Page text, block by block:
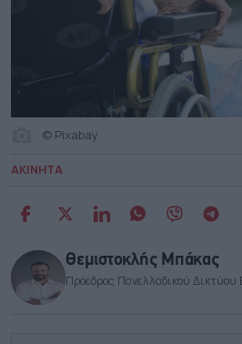
© Pixabay
ΑΚΙΝΗΤΑ
Θεμιστοκλής Μπάκας
Πρόεδρος Πανελλαδικού